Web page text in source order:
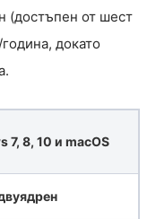
(достъпен от шест
докато
7, 8, 10 и macOS